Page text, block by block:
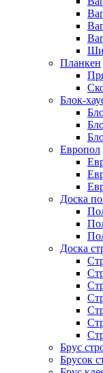
Планкен
Блок-
Европол
Доска
Доска
Брус
Брусок